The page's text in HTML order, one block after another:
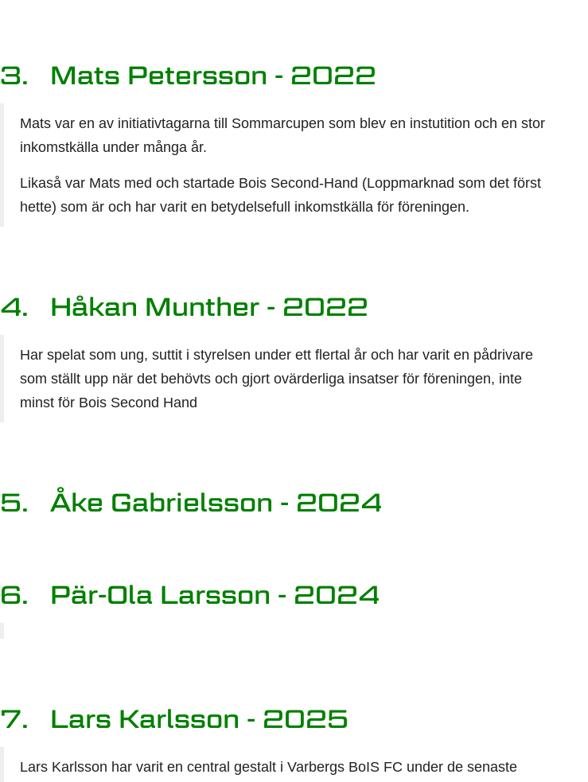
3. Mats Petersson - 2022
Mats var en av initiativtagarna till Sommarcupen som blev en instutition och en stor
inkomstkälla under många år.
Likaså var Mats med och startade Bois Second-Hand (Loppmarknad som det först
hette) som är och har varit en betydelsefull inkomstkälla för föreningen.
4. Håkan Munther - 2022
Har spelat som ung, suttit i styrelsen under ett flertal år och har varit en pådrivare
som ställt upp när det behövts och gjort ovärderliga insatser för föreningen, inte
minst för Bois Second Hand
5. Åke Gabrielsson - 2024
6. Pär-Ola Larsson - 2024
7. Lars Karlsson - 2025
Lars Karlsson har varit en central gestalt i Varbergs BoIS FC under de senaste